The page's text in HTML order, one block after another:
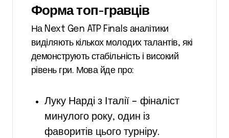
Форма топ-гравців
На Next Gen ATP Finals аналітики
виділяють кількох молодих талантів, які
демонструють стабільність і високий
рівень гри. Мова йде про:
Луку Нарді з Італії – фіналіст
минулого року, один із
фаворитів цього турніру.